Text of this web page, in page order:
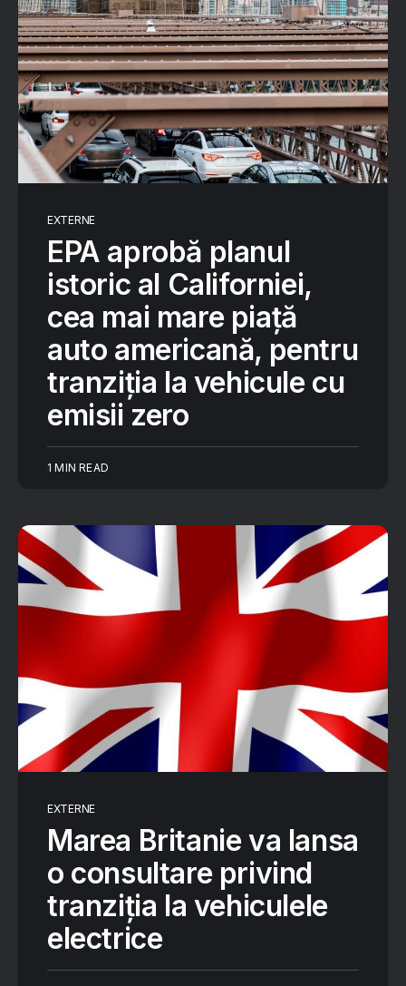
EXTERNE
EPA aprobă planul
istoric al Californiei,
cea mai mare piață
auto americană, pentru
tranziția la vehicule cu
emisii zero
1 MIN READ
EXTERNE
Marea Britanie va lansa
o consultare privind
tranziția la vehiculele
electrice